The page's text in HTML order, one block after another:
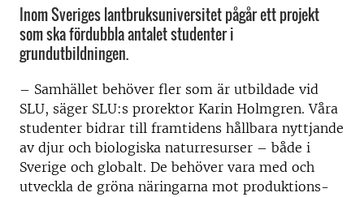
Inom Sveriges lantbruksuniversitet pågår ett projekt
som ska fördubbla antalet studenter i
grundutbildningen.
– Samhället behöver fler som är utbildade vid
SLU, säger SLU:s prorektor Karin Holmgren. Våra
studenter bidrar till framtidens hållbara nyttjande
av djur och biologiska naturresurser – både i
Sverige och globalt. De behöver vara med och
utveckla de gröna näringarna mot produktions­